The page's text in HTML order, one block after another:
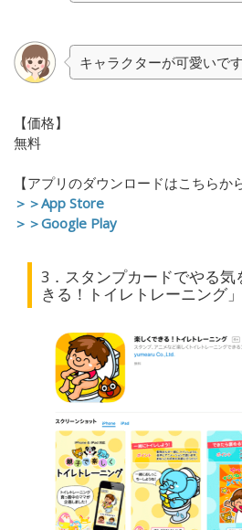
キャラクターが可愛いです
【価格】
無料
【アプリのダウンロードはこちらか
＞＞App Store
＞＞Google Play
3．スタンプカードでやる
きる！トイレトレーニング」